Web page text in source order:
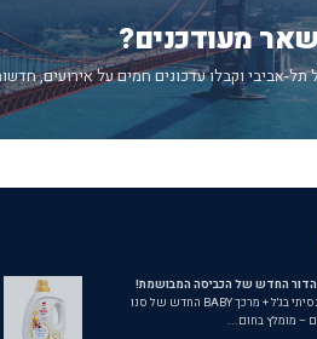
מעודכנים?
תל-אביבי וקבלו עדכונים חמים על אירועים,
ניסיתי – והתאהבתי!לאחר שהתנסיתי בג'ל + מרכך BABY החדש של סנו
– מומלץ בחום...